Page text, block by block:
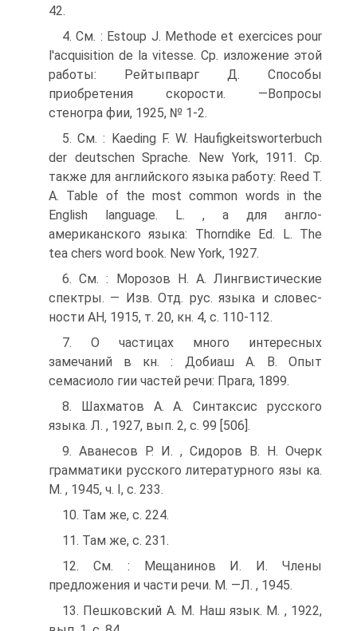
42.
4. См. : Estoup J. Methode et exercices pour
l'acquisition de la vitesse. Ср. изложение этой
работы: Рейтыпварг Д. Способы
приобретения скорости. —Вопросы
стеногра­ фии, 1925, № 1-2.
5. См. : Kaeding F. W. Haufigkeitsworterbuch
der deutschen Sprache. New York, 1911. Ср.
также для английского языка работу: Reed T.
A. Table of the most common words in the
English language. L. , а для англо-
американского языка: Thorndike Ed. L. The
tea­ chers word book. New York, 1927.
6. См. : Морозов Н. А. Лингвистические
спектры. — Изв. Отд. рус. языка и словес­
ности АН, 1915, т. 20, кн. 4, с. 110-112.
7. О частицах много интересных
замечаний в кн. : Добиаш А. В. Опыт
семасиоло­ гии частей речи: Прага, 1899.
8. Шахматов А. А. Синтаксис русского
языка. Л. , 1927, вып. 2, с. 99 [506].
9. Аванесов Р. И. , Сидоров В. Н. Очерк
грамматики русского литературного язы­ ка.
М. , 1945, ч. I, с. 233.
10. Там же, с. 224.
11. Там же, с. 231.
12. См. : Мещанинов И. И. Члены
предложения и части речи. М. —Л. , 1945.
13. Пешковский А. М. Наш язык. М. , 1922,